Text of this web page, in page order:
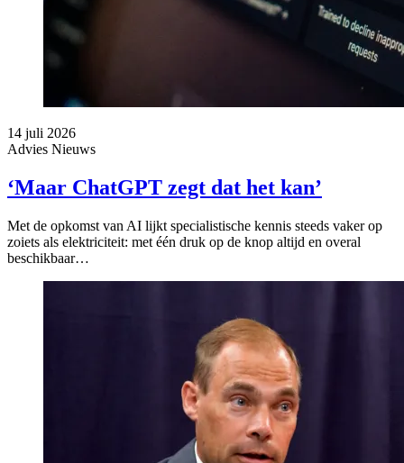
14 juli 2026
Advies Nieuws
‘Maar ChatGPT zegt dat het kan’
Met de opkomst van AI lijkt specialistische kennis steeds vaker op
zoiets als elektriciteit: met één druk op de knop altijd en overal
beschikbaar…